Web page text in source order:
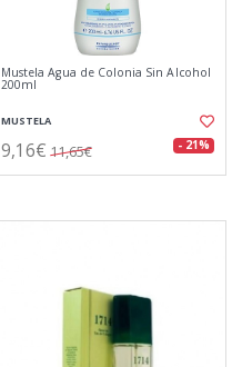
Mustela Agua de Colonia Sin Alcohol
200ml
MUSTELA
9,16€ 11,65€ - 21%